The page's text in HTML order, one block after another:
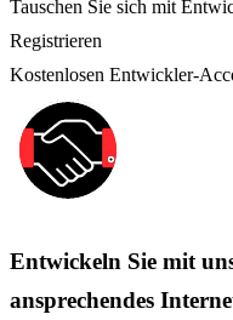
Tauschen Sie sich mit
Registrieren
Kostenlosen Entwickler-
Entwickeln Sie mit
ansprechendes